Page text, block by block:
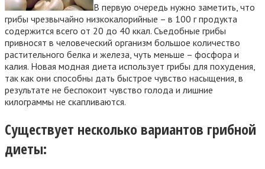
В первую очередь нужно заметить, что
грибы чрезвычайно низкокалорийные – в 100 г продукта
содержится всего от 20 до 40 ккал. Съедобные грибы
привносят в человеческий организм большое количество
растительного белка и железа, чуть меньше – фосфора и
калия. Новая модная диета использует грибы для похудения,
так как они способны дать быстрое чувство насыщения, в
результате не беспокоит чувство голода и лишние
килограммы не скапливаются.
Существует несколько вариантов грибной
диеты: